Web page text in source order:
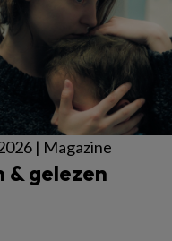
| Magazine
& gelezen